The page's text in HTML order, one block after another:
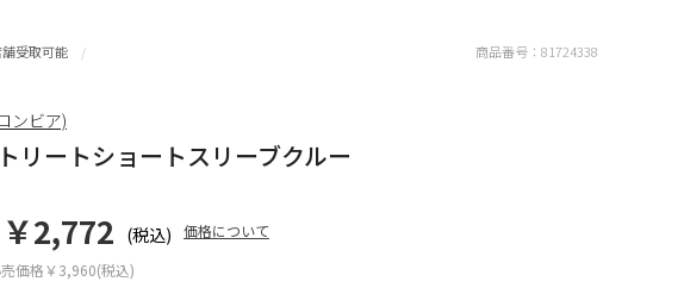
受取可能
リートショートスリーブクルー
価格￥3,960(税込)
￥2,772 (税込) 価格について
商品番号： 81724338
ンビア)